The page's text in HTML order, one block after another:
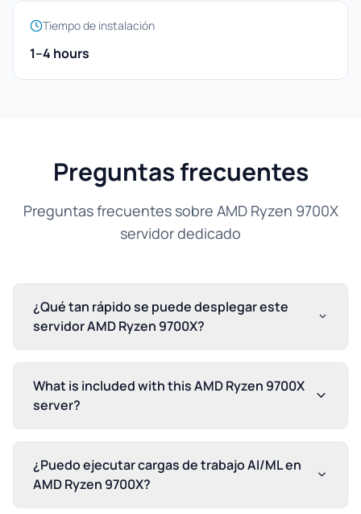
Tiempo de instalación
1–4 hours
Preguntas frecuentes
Preguntas frecuentes sobre AMD Ryzen 9700X
servidor dedicado
¿Qué tan rápido se puede desplegar este
servidor AMD Ryzen 9700X?
What is included with this AMD Ryzen 9700X
server?
¿Puedo ejecutar cargas de trabajo AI/ML en
AMD Ryzen 9700X?